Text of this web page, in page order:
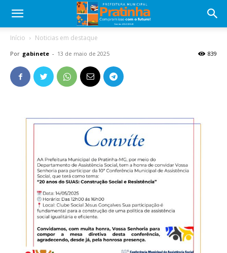
Início Noticias em destaque
Por gabinete - 13 de maio de 2025 839